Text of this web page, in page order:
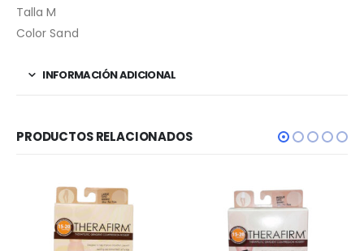
Talla M
Color Sand
INFORMACIÓN ADICIONAL
PRODUCTOS RELACIONADOS